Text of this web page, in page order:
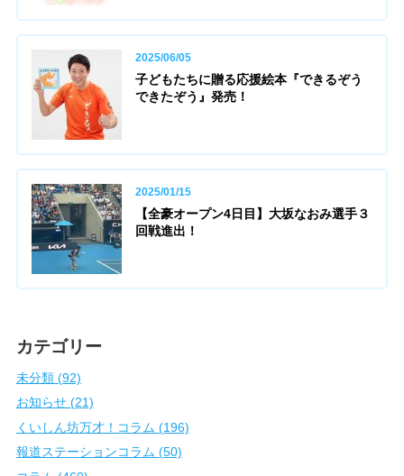
2025/06/05
子どもたちに贈る応援絵本『できるぞう
できたぞう』発売！
2025/01/15
【全豪オープン4日目】大坂なおみ選手３
回戦進出！
カテゴリー
未分類 (92)
お知らせ (21)
くいしん坊万才！コラム (196)
報道ステーションコラム (50)